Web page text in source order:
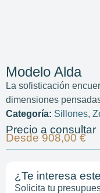
Modelo Alda
La sofisticación
dimensiones
Categoría: Sillones,
Precio a consultar
Desde 908,00 €
¿Te interesa
Solicita tu